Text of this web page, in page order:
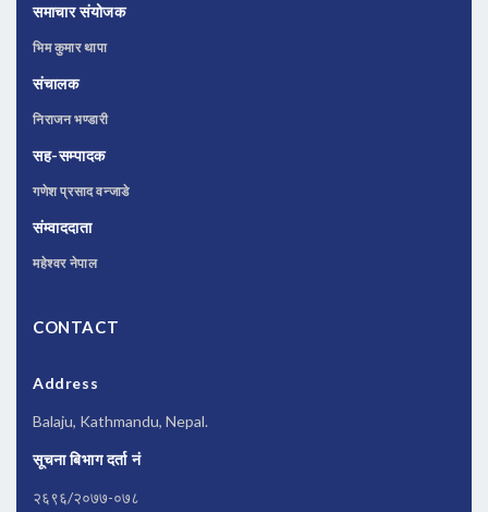
समाचार संयोजक
भिम कुमार थापा
संचालक
निराजन भण्डारी
सह-सम्पादक
गणेश प्रसाद वन्जाडे
संम्वाददाता
महेश्वर नेपाल
CONTACT
Address
Balaju, Kathmandu, Nepal.
सूचना बिभाग दर्ता नं
२६९६/२०७७-०७८